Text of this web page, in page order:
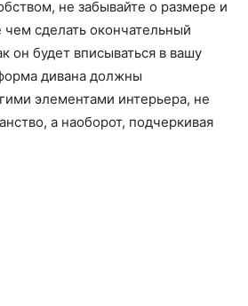
не забывайте о размере и
сделать окончательный
он будет вписываться в вашу
дивана должны
элементами интерьера, не
а наоборот, подчеркивая